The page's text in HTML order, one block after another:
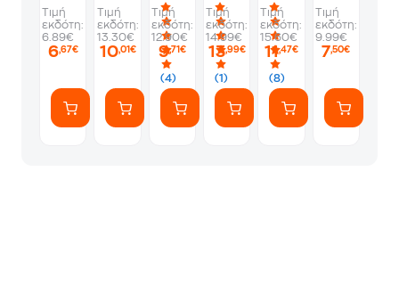
Τιμή
εκδότη:
6.89€
6,67€
Τιμή
εκδότη:
13.30€
10,01€
(4)
Τιμή
εκδότη:
12.90€
9,71€
(1)
Τιμή
εκδότη:
14.99€
13,99€
(8)
Τιμή
εκδότη:
15.60€
11,47€
Τιμή
εκδότη:
9.99€
7,50€